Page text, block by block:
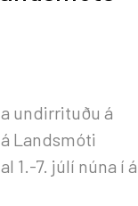
undirrituðu á
Landsmóti
1.-7. júlí núna í